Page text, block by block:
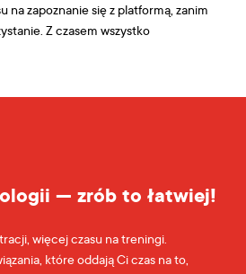
na zapoznanie się z platformą, zanim
Z czasem wszystko
— zrób to łatwiej!
więcej czasu na treningi.
które oddają Ci czas na to,